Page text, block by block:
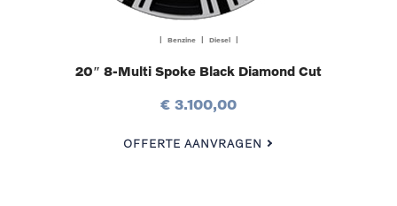
| Benzine | Diesel |
20″ 8-Multi Spoke Black Diamond Cut
€ 3.100,00
OFFERTE AANVRAGEN